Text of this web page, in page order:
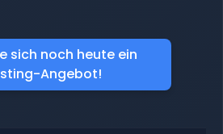
sich noch heute ein
Angebot!